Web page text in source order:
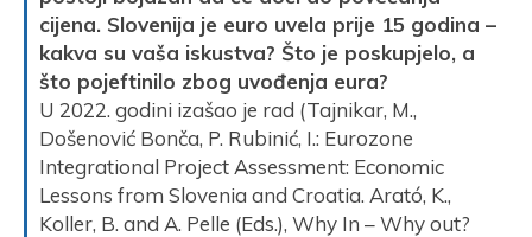
cijena. Slovenija je euro uvela prije 15 godina –
kakva su vaša iskustva? Što je poskupjelo, a
što pojeftinilo zbog uvođenja eura?
U 2022. godini izašao je rad (Tajnikar, M.,
Došenović Bonča, P. Rubinić, I.: Eurozone
Integrational Project Assessment: Economic
Lessons from Slovenia and Croatia. Arató, K.,
Koller, B. and A. Pelle (Eds.), Why In – Why out?